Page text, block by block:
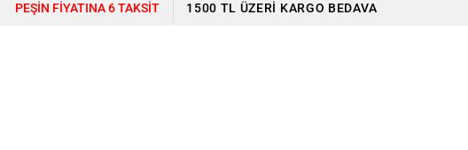
PEŞIN FIYATINA 6 TAKSIT 1500 TL ÜZERI KARGO BEDAVA